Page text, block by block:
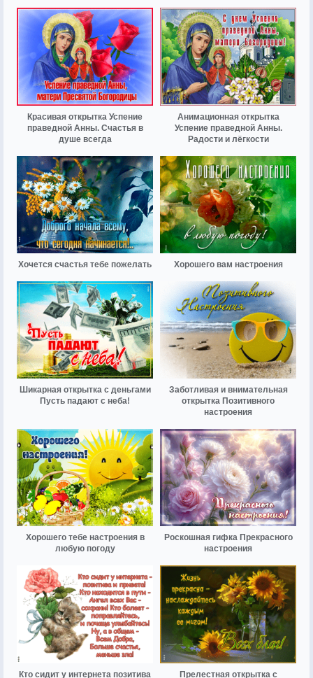
Красивая открытка Успение
праведной Анны. Счастья в
душе всегда
Анимационная открытка
Успение праведной Анны.
Радости и лёгкости
Хочется счастья тебе пожелать Хорошего вам настроения
Шикарная открытка с деньгами
Пусть падают с неба!
Заботливая и внимательная
открытка Позитивного
настроения
Хорошего тебе настроения в
любую погоду
Роскошная гифка Прекрасного
настроения
Кто сидит у интернета позитива Прелестная открытка с